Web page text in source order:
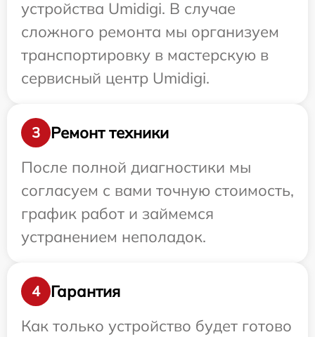
устройства Umidigi. В случае
сложного ремонта мы организуем
транспортировку в мастерскую в
сервисный центр Umidigi.
3
Ремонт техники
После полной диагностики мы
согласуем с вами точную стоимость,
график работ и займемся
устранением неполадок.
4
Гарантия
Как только устройство будет готово